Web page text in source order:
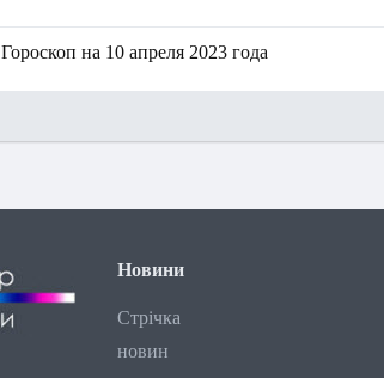
Гороскоп на 10 апреля 2023 года
Новини
Стрічка
новин